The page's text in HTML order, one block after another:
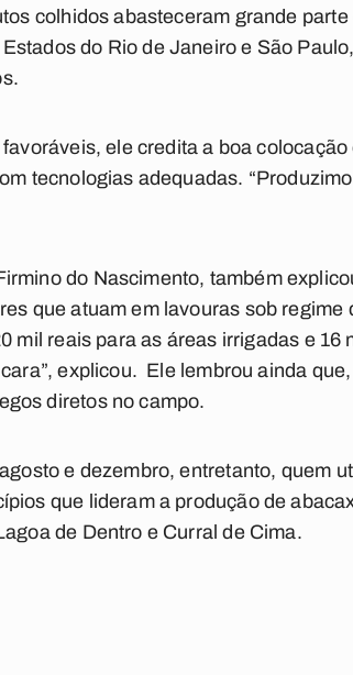
colhidos abasteceram grande parte
do Rio de Janeiro e São
ele credita a boa colocação
tecnologias adequadas.
do Nascimento, também
que atuam em lavouras sob regime
mil reais para as áreas irrigadas e 16
explicou. Ele lembrou ainda
diretos no campo.
e dezembro, entretanto, quem
que lideram a produção de
de Dentro e Curral de Cima.